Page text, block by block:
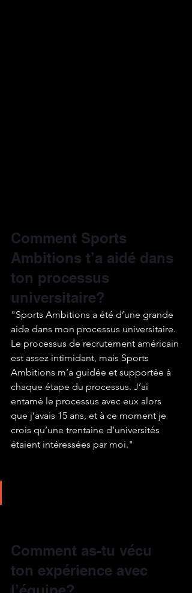
Comment Sports
Ambitions t’a aidé dans
ton processus
universitaire?
"Sports Ambitions a été d’une grande
aide dans mon processus universitaire.
Le processus de recrutement américain
est assez intimidant, mais Sports
Ambitions m’a guidée et supportée à
chaque étape du processus. J’ai
entamé le processus avec eux alors
que j’avais 15 ans, et à ce moment je
crois qu’une trentaine d’universités
étaient intéressées par moi."
Comment as-tu vécu
ton expérience avec